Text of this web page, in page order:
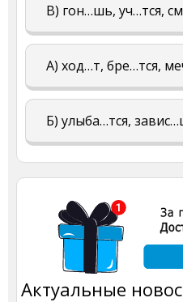
В) гон…шь, уч…тся,
А) ход…т, бре…тся,
Б) улыба…тся,
Актуальные